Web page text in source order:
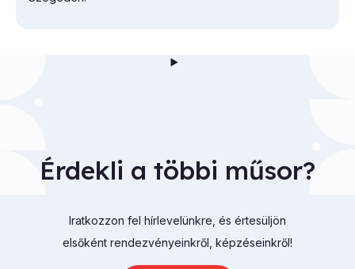
Érdekli a többi műsor?
Iratkozzon fel hírlevelünkre, és értesüljön
elsőként rendezvényeinkről, képzéseinkről!